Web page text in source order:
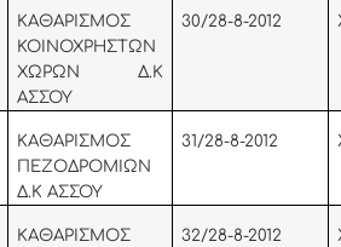
KAΘΑΡΙΣΜΟΣ
ΚΟΙΝΟΧΡΗΣΤΩΝ
ΧΩΡΩΝ Δ.Κ
ΑΣΣΟΥ
30/28-8-2012
KAΘΑΡΙΣΜΟΣ
ΠΕΖΟΔΡΟΜΙΩΝ
Δ.Κ ΑΣΣΟΥ
31/28-8-2012
KAΘΑΡΙΣΜΟΣ
32/28-8-2012